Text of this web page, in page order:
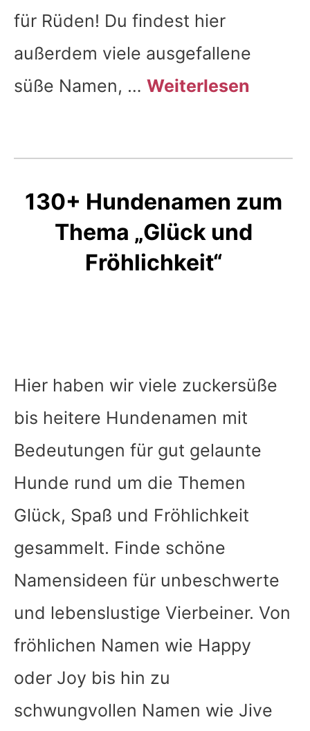
für Rüden! Du findest hier
außerdem viele ausgefallene
süße Namen, … Weiterlesen
130+ Hundenamen zum
Thema „Glück und
Fröhlichkeit“
Hier haben wir viele zuckersüße
bis heitere Hundenamen mit
Bedeutungen für gut gelaunte
Hunde rund um die Themen
Glück, Spaß und Fröhlichkeit
gesammelt. Finde schöne
Namensideen für unbeschwerte
und lebenslustige Vierbeiner. Von
fröhlichen Namen wie Happy
oder Joy bis hin zu
schwungvollen Namen wie Jive